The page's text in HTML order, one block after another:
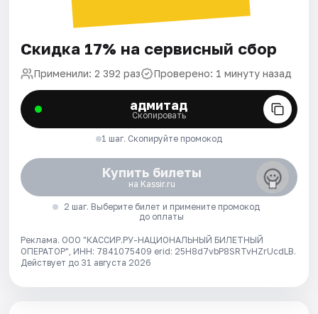
Скидка 17% на сервисный сбор
Применили: 2 392 раз Проверено: 1 минуту назад
адмитад
Скопировать
1 шаг. Скопируйте промокод
Купить билеты
на Kassir.ru
2 шаг. Выберите билет и примените промокод
до оплаты
Реклама. ООО "КАССИР.РУ-НАЦИОНАЛЬНЫЙ БИЛЕТНЫЙ
ОПЕРАТОР", ИНН: 7841075409 erid: 25H8d7vbP8SRTvHZrUcdLB.
Действует до 31 августа 2026